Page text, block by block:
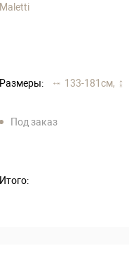
Maletti
Размеры: 133-181 см,
Под заказ
Итого: